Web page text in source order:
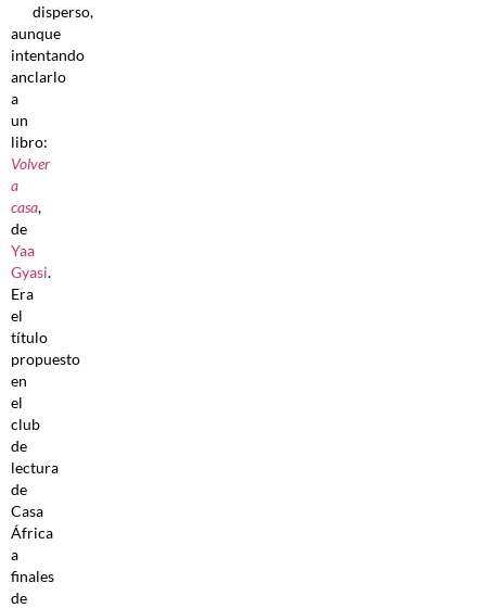
disperso,
aunque
intentando
anclarlo
a
un
libro:
Volver
a
casa,
de
Yaa
Gyasi.
Era
el
título
propuesto
en
el
club
de
lectura
de
Casa
África
a
finales
de